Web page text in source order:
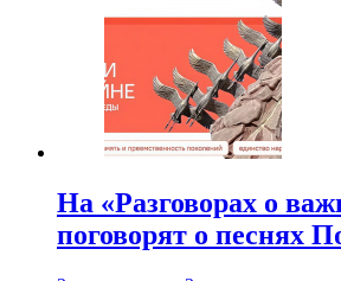
На «Разговорах о
поговорят о песнях